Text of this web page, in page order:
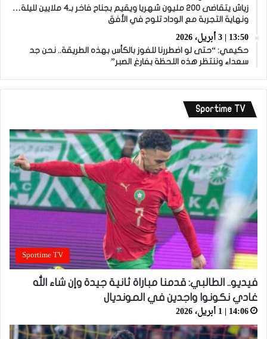
زياش يتقاضى 200 مليون شهريا ويقيم بجناح فاخر بـ4 ملايين لليلة…
ونهاية التجربة مع الوداد تلوح في الأفق
13:50 | 3 أبريل، 2026
حكيمي: “حتى لو اضطررنا للفوز بالكأس بهذه الطريقة.. نحن جد
سعداء وننتظر هذه اللحظة بفارغ الصبر”
Sportime TV
Sportime TV
فيديو.. الطالبي: قدمنا مباراة ثانية جيدة وإن شاء الله
غادي نكونوا واجدين في المونديال
14:06 | 1 أبريل، 2026